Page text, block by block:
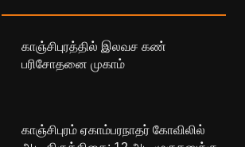
காஞ்சிபுரத்தில் இலவச கண்
பரிசோதனை முகாம்
காஞ்சிபுரம் ஏகாம்பரநாதர் கோவிலில்